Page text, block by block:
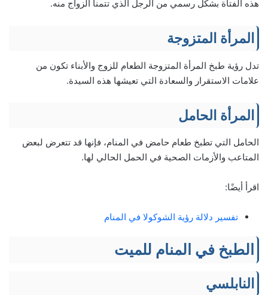
هذه الفتاة بشكل رسمي من الرجل الذي تتمنا الزواج منه.
المرأة المتزوجة
تدل رؤية طبخ المرأة المتزوجة الطعام للزوج والأبناء تكون من
علامات الاستقرار والسعادة التي تعيشها هذه السيدة.
المرأة الحامل
الحامل التي تطبخ طعام حامض في المنام، فإنها قد تتعرض لبعض
المتاعب والأزمات الصحية في الحمل الحالي لها.
اقرأ أيضًا:
تفسير دلالة رؤية الشوكولا في المنام
الطبخ في المنام للميت
النابلسي